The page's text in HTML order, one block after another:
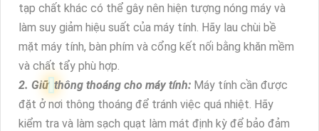
tạp chất khác có thể gây nên hiện tượng nóng máy và
làm suy giảm hiệu suất của máy tính. Hãy lau chùi bề
mặt máy tính, bàn phím và cổng kết nối bằng khăn mềm
và chất tẩy phù hợp.
2. Giữ thông thoáng cho máy tính: Máy tính cần được
đặt ở nơi thông thoáng để tránh việc quá nhiệt. Hãy
kiểm tra và làm sạch quạt làm mát định kỳ để bảo đảm